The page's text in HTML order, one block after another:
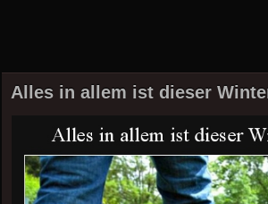
Alles in allem ist dieser